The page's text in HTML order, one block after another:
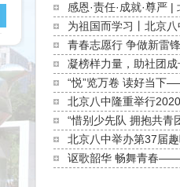
感恩·责任·成就·尊严
为祖国而学习丨北京
青春志愿行 争做新雷锋
凝榜样力量，助社团
“悦”览万卷 读好当下
北京八中隆重举行
“惜别少先队 拥抱共
北京八中举办第37届
讴歌韶华 畅舞青春